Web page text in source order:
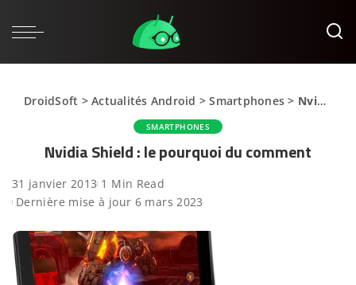
DroidSoft >Actualités Android >Smartphones > Nvidia Shield : le pourquoi du comment
SMARTPHONES
Nvidia Shield : le pourquoi du comment
31 janvier 2013 1 Min Read
Dernière mise à jour 6 mars 2023